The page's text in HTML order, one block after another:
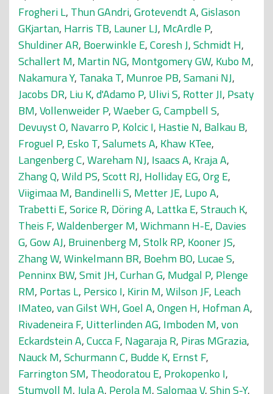
Frogheri L, Thun GAndri,Grotevendt A,Gislason
GKjartan, Harris TB, Launer LJ, McArdle P,
Shuldiner AR, Boerwinkle E,Coresh J,Schmidt H,
Schallert M, Martin NG, Montgomery GW, Kubo M,
Nakamura Y, Tanaka T, Munroe PB,Samani NJ,
Jacobs DR, Liu K,d'Adamo P, Ulivi S, Rotter JI, Psaty
BM,Vollenweider P,Waeber G,Campbell S,
Devuyst O, Navarro P, Kolcic I, Hastie N, Balkau B,
Froguel P, Esko T,Salumets A, Khaw KTee,
Langenberg C,Wareham NJ, Isaacs A, Kraja A,
Zhang Q,Wild PS,Scott RJ, Holliday EG,Org E,
Viigimaa M, Bandinelli S, Metter JE, Lupo A,
Trabetti E,Sorice R, Döring A, Lattka E,Strauch K,
Theis F,Waldenberger M,Wichmann H-E, Davies
G,Gow AJ, Bruinenberg M,Stolk RP, Kooner JS,
Zhang W,Winkelmann BR, Boehm BO, Lucae S,
Penninx BW,Smit JH,Curhan G, Mudgal P, Plenge
RM, Portas L, Persico I, Kirin M,Wilson JF, Leach
IMateo,van Gilst WH,Goel A,Ongen H, Hofman A,
Rivadeneira F, Uitterlinden AG, Imboden M,von
Eckardstein A,Cucca F, Nagaraja R, Piras MGrazia,
Nauck M,Schurmann C, Budde K, Ernst F,
Farrington SM, Theodoratou E, Prokopenko I,
Stumvoll M, Jula A, Perola M,Salomaa V,Shin S-Y,